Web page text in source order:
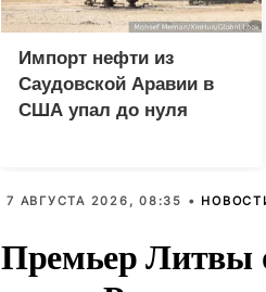
Импорт нефти из
Саудовской Аравии в
США упал до нуля
7 АВГУСТА 2026, 08:35 •
Премьер Литвы